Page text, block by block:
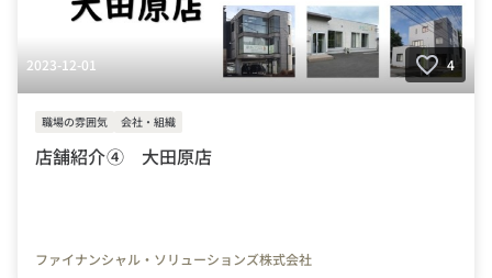
2023-12-01 4
職場の雰囲気 会社・組織
店舗紹介④ 大田原店
ファイナンシャル・ソリューションズ株式会社